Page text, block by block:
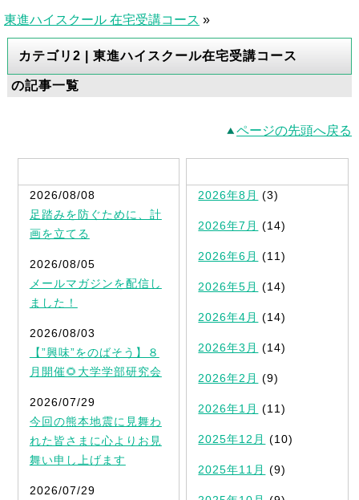
東進ハイスクール 在宅受講コース »
カテゴリ2 | 東進ハイスクール在宅受講コース
の記事一覧
ページの先頭へ戻る
2026/08/08
足踏みを防ぐために、計
画を立てる
2026/08/05
メールマガジンを配信し
ました！
2026/08/03
【”興味”をのばそう】８
月開催🌻大学学部研究会
2026/07/29
今回の熊本地震に見舞わ
れた皆さまに心よりお見
舞い申し上げます
2026/07/29
2026年8月 (3)
2026年7月 (14)
2026年6月 (11)
2026年5月 (14)
2026年4月 (14)
2026年3月 (14)
2026年2月 (9)
2026年1月 (11)
2025年12月 (10)
2025年11月 (9)